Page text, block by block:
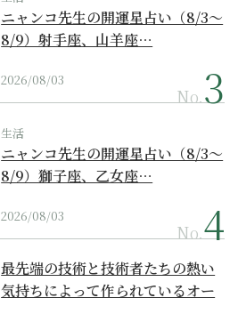
ニャンコ先生の開運星占い（8/3～
8/9）射手座、山羊座…
2026/08/03
No.
生活
ニャンコ先生の開運星占い（8/3～
8/9）獅子座、乙女座…
2026/08/03
No.
最先端の技術と技術者たちの熱い
気持ちによって作られているオー